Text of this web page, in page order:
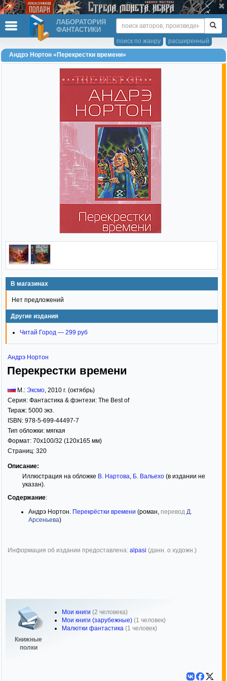
ЛАБОРАТОРИЯ
ФАНТАСТИКИ
расширенный
поиск по жанру
Андрэ Нортон «Перекрестки времени»
В магазинах
Нет предложений
Другие издания
Читай Город — 299 руб
Андрэ Нортон
Перекрестки времени
М.: Эксмо 2010 г. (октябрь)
Серия: Фантастика & фэнтези: The Best of
Тираж: 5000 экз.
ISBN: 978-5-699-44497-7
Тип обложки: мягкая
Формат: 70x100/32 (120x165 мм)
Страниц: 320
Описание:
Иллюстрация на обложке В. Нартова Б. Вальехо(в издании не
указан).
Содержание:
Андрэ Нортон. Перекрёстки времени (роман, перевод Д.
Арсеньева)
Информация об издании предоставлена: alpasi (данн. о художн.)
Книжные
полки
Мои книги (2 человека)
Мои книги (зарубежные) (1 человек)
Малютки фантастика (1 человек)